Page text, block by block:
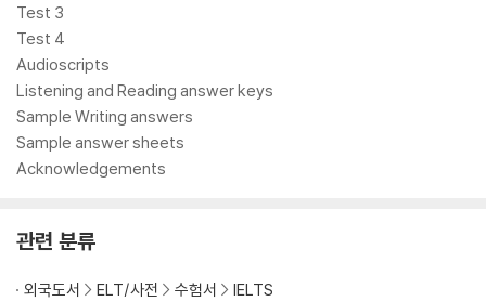
nglish provide perfect practice because they are EXACTLY lik
e the real test. Inside IELTS 16 General Training with Answers
with Audio you'll find FOUR complete examination papers plus
details of the different parts of the test and the scoring syste
m, so you can familiarise yourself with the General Training te
st format and practise your exam technique. Download the au
dio for the Listening tests, example Speaking test video, ans
deo directly via QR codes in the book.
Test 3
Test 4
Audioscripts
Listening and Reading answer keys
Sample Writing answers
Sample answer sheets
Acknowledgements
관련 분류
외국도서 ELT/사전 수험서
IELTS